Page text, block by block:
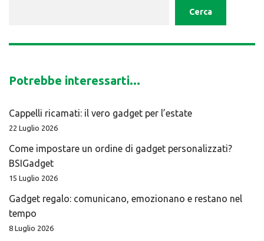
Cerca
Potrebbe interessarti...
Cappelli ricamati: il vero gadget per l’estate
22 Luglio 2026
Come impostare un ordine di gadget personalizzati?
BSIGadget
15 Luglio 2026
Gadget regalo: comunicano, emozionano e restano nel
tempo
8 Luglio 2026